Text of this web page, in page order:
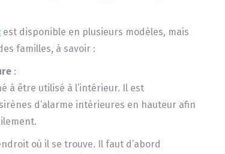
est disponible en plusieurs modèles, mais
familles, à savoir :
:
à être utilisé à l’intérieur. Il est
d’alarme intérieures en hauteur afin
où il se trouve. Il faut d’abord